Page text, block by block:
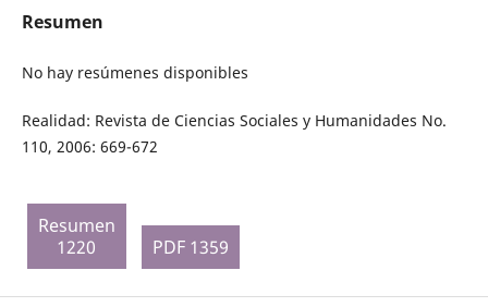
Resumen
No hay resúmenes disponibles
Realidad: Revista de Ciencias Sociales y Humanidades No.
110, 2006: 669-672
Resumen
1220
PDF 1359